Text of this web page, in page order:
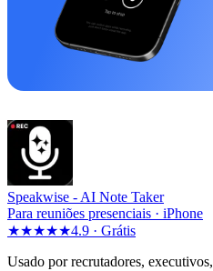
Speakwise - AI Note Taker
Para reuniões presenciais · iPhone
★★★★★4.9 · Grátis
Usado por recrutadores,